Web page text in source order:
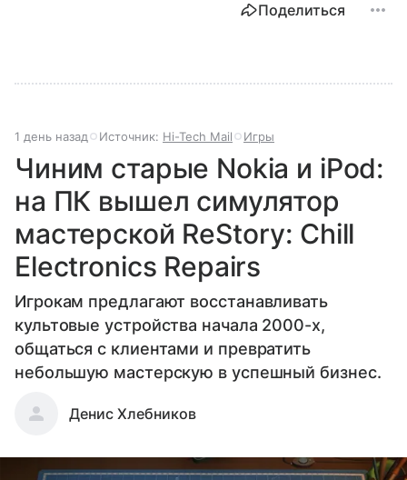
Поделиться
1 день назад Источник: Hi-Tech Mail Игры
Чиним старые Nokia и iPod:
на ПК вышел симулятор
мастерской ReStory: Chill
Electronics Repairs
Игрокам предлагают восстанавливать
культовые устройства начала 2000-х,
общаться с клиентами и превратить
небольшую мастерскую в успешный бизнес.
Денис Хлебников